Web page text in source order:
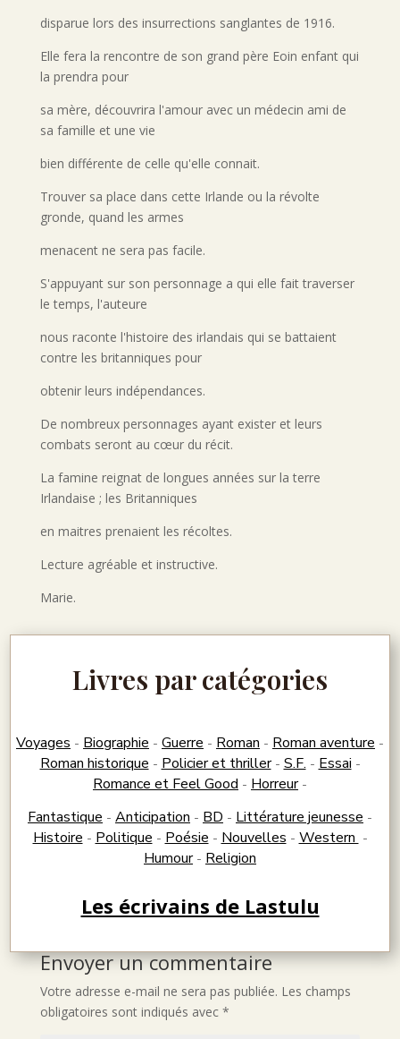
disparue lors des insurrections sanglantes de 1916.
Elle fera la rencontre de son grand père Eoin enfant qui
la prendra pour
sa mère, découvrira l'amour avec un médecin ami de
sa famille et une vie
bien différente de celle qu'elle connait.
Trouver sa place dans cette Irlande ou la révolte
gronde, quand les armes
menacent ne sera pas facile.
S'appuyant sur son personnage a qui elle fait traverser
le temps, l'auteure
nous raconte l'histoire des irlandais qui se battaient
contre les britanniques pour
obtenir leurs indépendances.
De nombreux personnages ayant exister et leurs
combats seront au cœur du récit.
La famine reignat de longues années sur la terre
Irlandaise ; les Britanniques
en maitres prenaient les récoltes.
Lecture agréable et instructive.
Marie.
Livres par catégories
Voyages - Biographie - Guerre - Roman - Roman aventure -
Roman historique - Policier et thriller- S.F. - Essai -
Romance et Feel Good - Horreur-
Fantastique - Anticipation - BD - Littérature jeunesse -
Histoire - Politique - Poésie - Nouvelles - Western -
Humour- Religion
Les écrivains de Lastulu
Envoyer un commentaire
Votre adresse e-mail ne sera pas publiée. Les champs
obligatoires sont indiqués avec *